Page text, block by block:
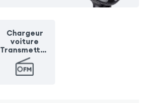
Chargeur
voiture
Transmetteu
r FM